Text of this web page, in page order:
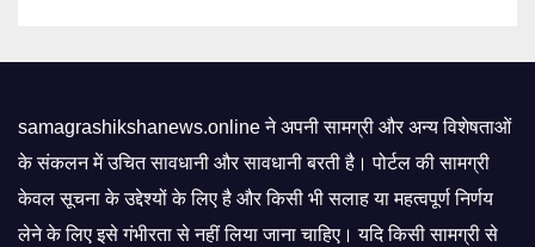
samagrashikshanews.online ने अपनी सामग्री और अन्य विशेषताओं
के संकलन में उचित सावधानी और सावधानी बरती है। पोर्टल की सामग्री
केवल सूचना के उद्देश्यों के लिए है और किसी भी सलाह या महत्वपूर्ण निर्णय
लेने के लिए इसे गंभीरता से नहीं लिया जाना चाहिए। यदि किसी सामग्री से